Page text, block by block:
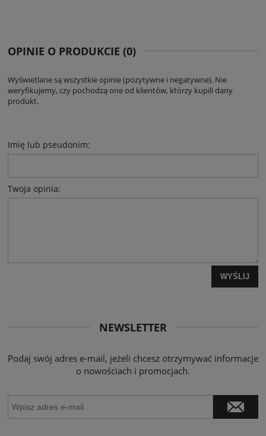
OPINIE O PRODUKCIE (0)
Wyświetlane są wszystkie opinie (pozytywne i negatywne). Nie
weryfikujemy, czy pochodzą one od klientów, którzy kupili dany
produkt.
Imię lub pseudonim:
Twoja opinia:
WYŚLIJ
NEWSLETTER
Podaj swój adres e-mail, jeżeli chcesz otrzymywać informacje
o nowościach i promocjach.